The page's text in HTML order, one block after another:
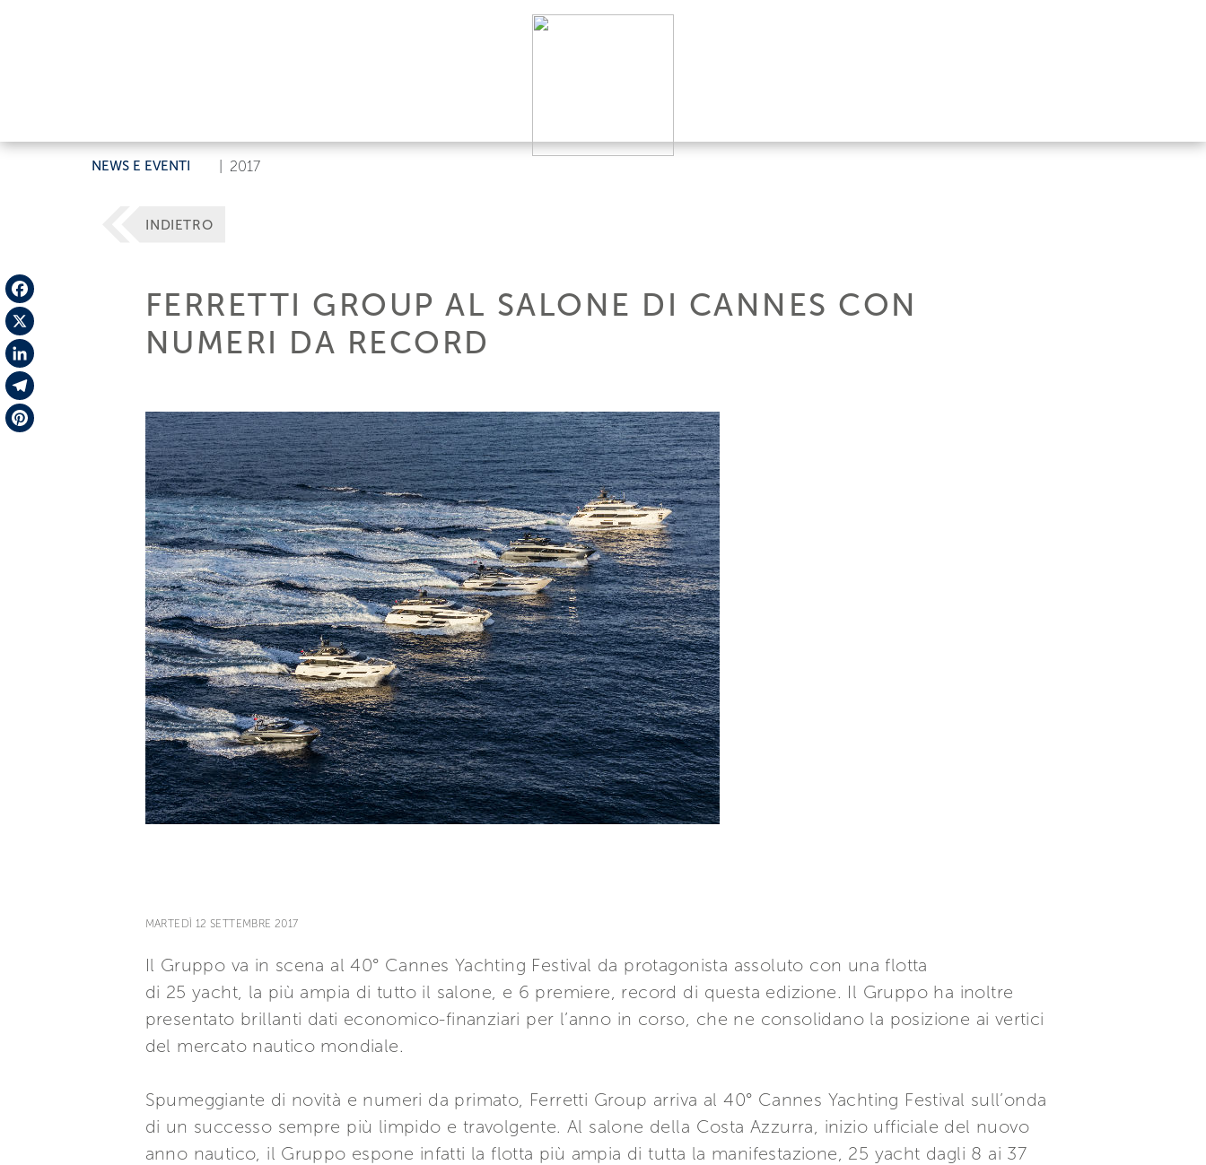
NEWS E EVENTI 2017
Facebook
X
LinkedIn
Telegram
INDIETRO
FERRETTI GROUP AL SALONE DI CANNES CON
NUMERI DA RECORD
MARTEDÌ 12 SETTEMBRE 2017
Il Gruppo va in scena al 40° Cannes Yachting Festival da protagonista assoluto con una flotta
di 25 yacht, la più ampia di tutto il salone, e 6 premiere, record di questa edizione. Il Gruppo ha inoltre
presentato brillanti dati economico-finanziari per l’anno in corso, che ne consolidano la posizione ai vertici
del mercato nautico mondiale.
Spumeggiante di novità e numeri da primato, Ferretti Group arriva al 40° Cannes Yachting Festival sull’onda
di un successo sempre più limpido e travolgente. Al salone della Costa Azzurra, inizio ufficiale del nuovo
anno nautico, il Gruppo espone infatti la flotta più ampia di tutta la manifestazione, 25 yacht dagli 8 ai 37